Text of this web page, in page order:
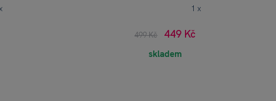
1 x
499 Kč 449 Kč
skladem